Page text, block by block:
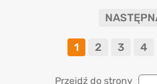
1 2 3 4
Przejdź do strony